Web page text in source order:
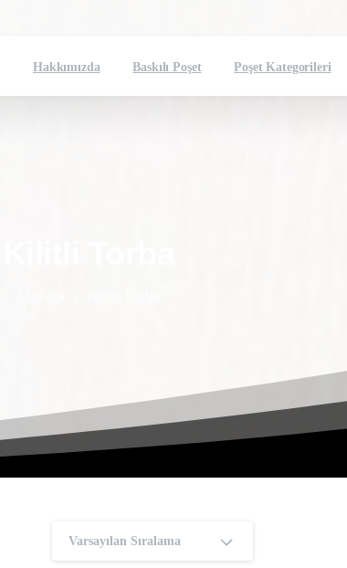
Hakkımızda Baskılı Poşet Poşet Kategorileri
Varsayılan Sıralama